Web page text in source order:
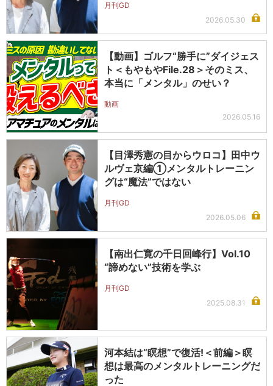
月刊GD
2026.05.30
【動画】ゴルフ“勝手に”ダイジェス
ト＜もやもやFile.28＞そのミス、
本当に「メンタル」のせい？
動画
2026.05.16
【目澤秀憲の目からウロコ】田中ウ
ルヴェ京編①メンタルトレーニン
グは“魔法”ではない
月刊GD
2026.05.06
【南出仁寛の千日回峰行】Vol.10
“諦めない”技術を学ぶ
月刊GD
2025.08.31
河本結は“瞑想”で復活!＜前編＞瞑
想は最高のメンタルトレーニングだ
った